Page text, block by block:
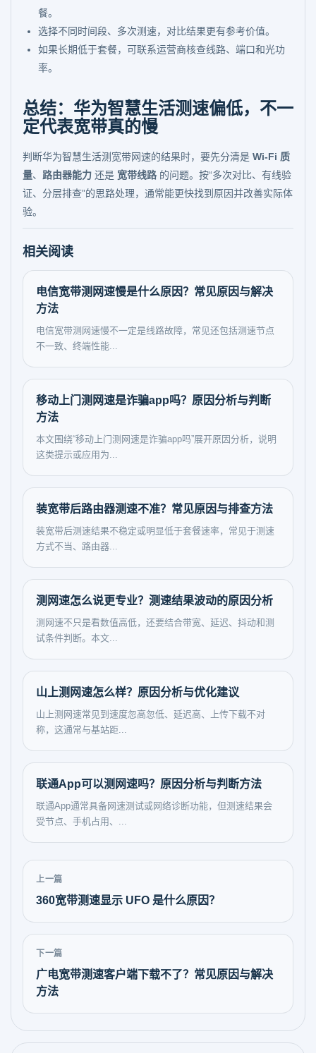
餐。
选择不同时间段、多次测速，对比结果更有参考价值。
如果长期低于套餐，可联系运营商核查线路、端口和光功
率。
总结：华为智慧生活测速偏低，不一
定代表宽带真的慢
判断华为智慧生活测宽带网速的结果时，要先分清是 Wi-Fi 质
量、 路由器能力 还是 宽带线路 的问题。按“多次对比、有线验
证、分层排查”的思路处理，通常能更快找到原因并改善实际体
验。
相关阅读
电信宽带测网速慢是什么原因？常见原因与解决
方法
电信宽带测网速慢不一定是线路故障，常见还包括测速节点
不一致、终端性能...
移动上门测网速是诈骗app吗？原因分析与判断
方法
本文围绕“移动上门测网速是诈骗app吗”展开原因分析，说明
这类提示或应用为...
装宽带后路由器测速不准？常见原因与排查方法
装宽带后测速结果不稳定或明显低于套餐速率，常见于测速
方式不当、路由器...
测网速怎么说更专业？测速结果波动的原因分析
测网速不只是看数值高低，还要结合带宽、延迟、抖动和测
试条件判断。本文...
山上测网速怎么样？原因分析与优化建议
山上测网速常见到速度忽高忽低、延迟高、上传下载不对
称，这通常与基站距...
联通App可以测网速吗？原因分析与判断方法
联通App通常具备网速测试或网络诊断功能，但测速结果会
受节点、手机占用、...
上一篇
360宽带测速显示 UFO 是什么原因？
下一篇
广电宽带测速客户端下载不了？常见原因与解决
方法